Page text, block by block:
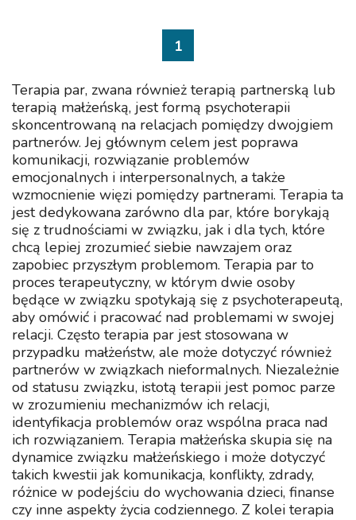
1
Terapia par, zwana również terapią partnerską lub
terapią małżeńską, jest formą psychoterapii
skoncentrowaną na relacjach pomiędzy dwojgiem
partnerów. Jej głównym celem jest poprawa
komunikacji, rozwiązanie problemów
emocjonalnych i interpersonalnych, a także
wzmocnienie więzi pomiędzy partnerami. Terapia ta
jest dedykowana zarówno dla par, które borykają
się z trudnościami w związku, jak i dla tych, które
chcą lepiej zrozumieć siebie nawzajem oraz
zapobiec przyszłym problemom. Terapia par to
proces terapeutyczny, w którym dwie osoby
będące w związku spotykają się z psychoterapeutą,
aby omówić i pracować nad problemami w swojej
relacji. Często terapia par jest stosowana w
przypadku małżeństw, ale może dotyczyć również
partnerów w związkach nieformalnych. Niezależnie
od statusu związku, istotą terapii jest pomoc parze
w zrozumieniu mechanizmów ich relacji,
identyfikacja problemów oraz wspólna praca nad
ich rozwiązaniem. Terapia małżeńska skupia się na
dynamice związku małżeńskiego i może dotyczyć
takich kwestii jak komunikacja, konflikty, zdrady,
różnice w podejściu do wychowania dzieci, finanse
czy inne aspekty życia codziennego. Z kolei terapia